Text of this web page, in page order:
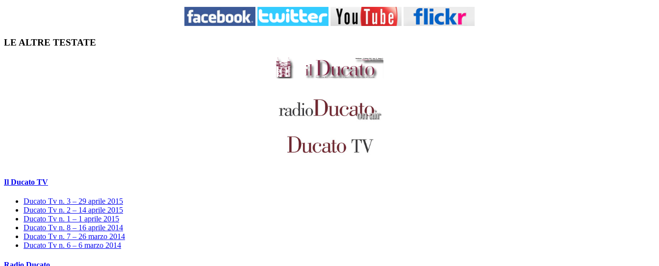
LE ALTRE TESTATE
Il Ducato TV
Ducato Tv n. 3 – 29 aprile 2015
Ducato Tv n. 2 – 14 aprile 2015
Ducato Tv n. 1 – 1 aprile 2015
Ducato Tv n. 8 – 16 aprile 2014
Ducato Tv n. 7 – 26 marzo 2014
Ducato Tv n. 6 – 6 marzo 2014